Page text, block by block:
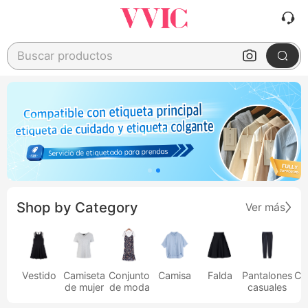
Buscar productos
Shop by Category Ver más
Vestido
Camiseta
de mujer
Conjunto
de moda
Camisa Falda
Pantalones
casuales